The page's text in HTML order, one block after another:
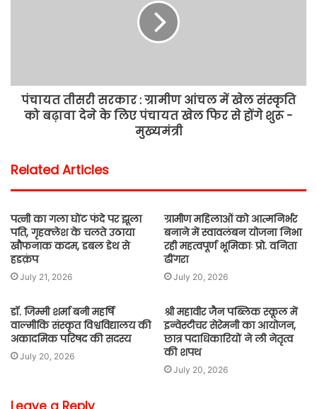
पंचायत तीसरी सरकार : ग्रामीण आंचल में खेल संस्कृति
को बढ़ावा देने के लिए पंचायत खेल फिर से होंगे शुरू -
मुख्यमंत्री
Related Articles
पत्नी का गला घोंट फंदे पर झूला
पति, गृहक्लेश के चलते उठाया
खौफनाक कदम, डबल डेथ से
हडक़ंप
July 21, 2026
ग्रामीण महिलाओं को आत्मनिर्भर
बनाने में स्वावलंबन योजना निभा
रही महत्वपूर्ण भूमिकाः प्रो. वनिता
ढींगरा
July 20, 2026
डॉ. जिम्मी शर्मा बनी महर्षि
वाल्मीकि संस्कृत विश्वविद्यालय की
अकादमिक परिषद की सदस्य
July 20, 2026
श्री महावीर जैन पब्लिक स्कूल में
इन्वेस्टीचर सेरेमनी का आयोजन,
छात्र पदाधिकारियों ने ली नेतृत्व
की शपथ
July 20, 2026